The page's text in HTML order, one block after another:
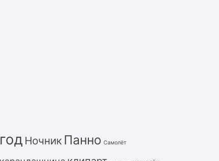
Ночник Панно Самолёт